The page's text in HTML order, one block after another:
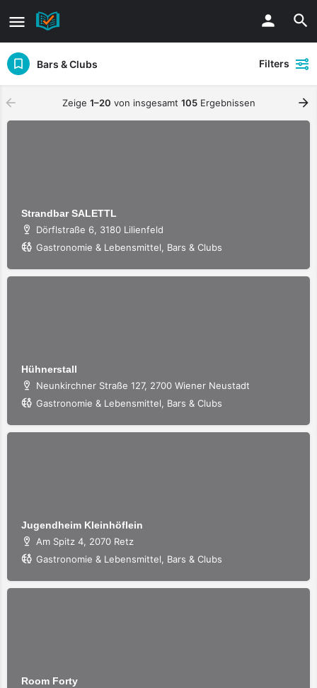
Bars & Clubs Filters
Zeige 1–20 von insgesamt 105Ergebnissen
Strandbar SALETTL
Dörflstraße 6, 3180 Lilienfeld
Gastronomie & Lebensmittel, Bars & Clubs
Hühnerstall
Neunkirchner Straße 127, 2700 Wiener Neustadt
Gastronomie & Lebensmittel, Bars & Clubs
Jugendheim Kleinhöflein
Am Spitz 4, 2070 Retz
Gastronomie & Lebensmittel, Bars & Clubs
Room Forty